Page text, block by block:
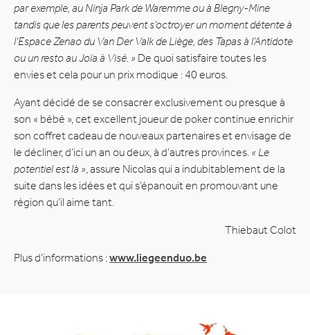
par exemple, au Ninja Park de Waremme ou à Blegny-Mine
tandis que les parents peuvent s’octroyer un moment détente à
l’Espace Zenao du Van Der Valk de Liège, des Tapas à l’Antidote
ou un resto au Joïa à Visé. » De quoi satisfaire toutes les
envies et cela pour un prix modique : 40 euros.
Ayant décidé de se consacrer exclusivement ou presque à
son « bébé », cet excellent joueur de poker continue enrichir
son coffret cadeau de nouveaux partenaires et envisage de
le décliner, d’ici un an ou deux, à d’autres provinces. « Le
potentiel est là » , assure Nicolas qui a indubitablement de la
suite dans les idées et qui s’épanouit en promouvant une
région qu’il aime tant.
Thiebaut Colot
Plus d’informations :www.liegeenduo.be